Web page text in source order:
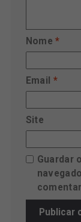
Nome*
Email *
Site
Guardar